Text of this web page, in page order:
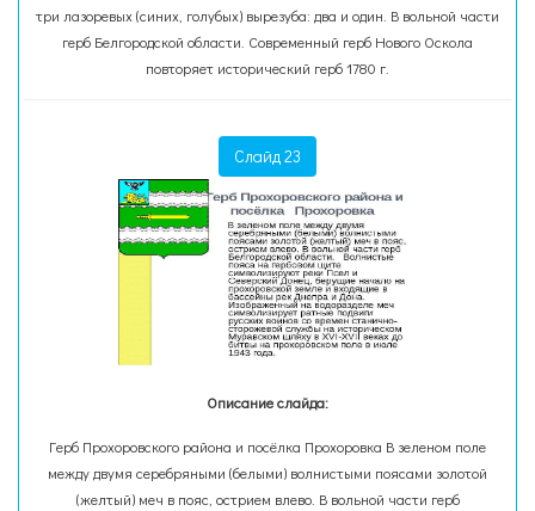
три лазоревых (синих, голубых) вырезуба: два и один. В вольной части
герб Белгородской области. Современный герб Нового Оскола
повторяет исторический герб 1780 г.
Слайд 23
Описание слайда:
Герб Прохоровского района и посёлка Прохоровка В зеленом поле
между двумя серебряными (белыми) волнистыми поясами золотой
(желтый) меч в пояс, острием влево. В вольной части герб